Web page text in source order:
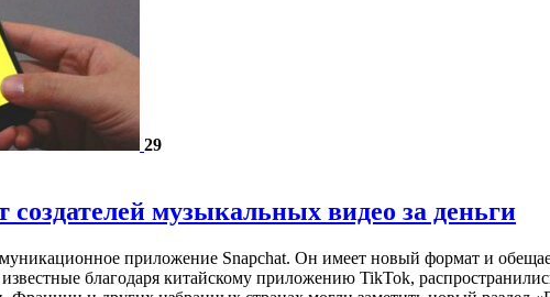
29
создателей музыкальных видео за деньги
приложение Snapchat. Он имеет новый формат и
благодаря китайскому приложению TikTok,